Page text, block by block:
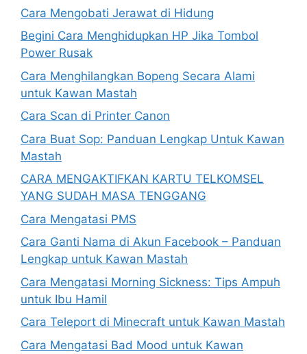
Cara Mengobati Jerawat di Hidung
Begini Cara Menghidupkan HP Jika Tombol
Power Rusak
Cara Menghilangkan Bopeng Secara Alami
untuk Kawan Mastah
Cara Scan di Printer Canon
Cara Buat Sop: Panduan Lengkap Untuk Kawan
Mastah
CARA MENGAKTIFKAN KARTU TELKOMSEL
YANG SUDAH MASA TENGGANG
Cara Mengatasi PMS
Cara Ganti Nama di Akun Facebook – Panduan
Lengkap untuk Kawan Mastah
Cara Mengatasi Morning Sickness: Tips Ampuh
untuk Ibu Hamil
Cara Teleport di Minecraft untuk Kawan Mastah
Cara Mengatasi Bad Mood untuk Kawan